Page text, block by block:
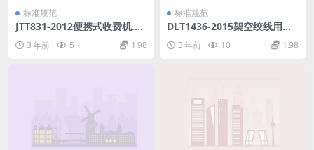
标准规范
JTT831-2012便携式收费机.pd
3 年前 5 1.98
标准规范
DLT1436-2015架空绞线用复
合芯棒卷绕试验机技术要求.p
df 3 年前 10 1.98